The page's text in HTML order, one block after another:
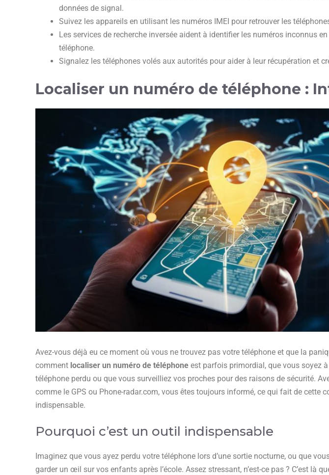
données de signal.
Suivez les appareils en utilisant les numéros IMEI pour retrouver les
Les services de recherche inversée aident à identifier les numéros inconnus
téléphone.
Signalez les téléphones volés aux autorités pour aider à leur récupération et
Localiser un numéro de téléphone :
Avez-vous déjà eu ce moment où vous ne trouvez pas votre téléphone et que la
comment localiser un numéro de téléphone est parfois primordial, que vous soyez
téléphone perdu ou que vous surveilliez vos proches pour des raisons de sécurité.
comme le GPS ou Phone-radar.com, vous êtes toujours informé, ce qui fait de cette
indispensable.
Pourquoi c’est un outil indispensable
Imaginez que vous ayez perdu votre téléphone lors d’une sortie nocturne, ou que
garder un œil sur vos enfants après l’école. Assez stressant, n’est-ce pas ? C’est là